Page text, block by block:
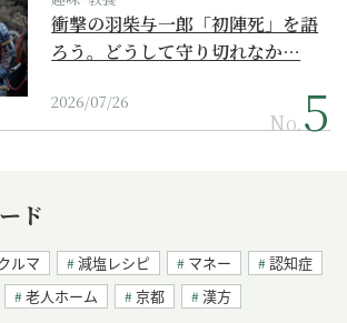
衝撃の羽柴与一郎「初陣死」を語
ろう。どうして守り切れなか…
2026/07/26
No.
ド
ルマ 減塩レシピ マネー
認知症
老人ホーム 京都 漢方